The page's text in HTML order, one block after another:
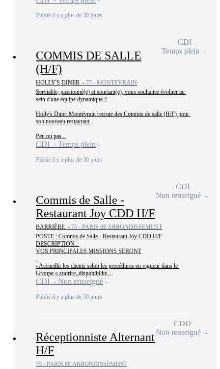
Publié il y a plus de 30 jours
COMMIS DE SALLE
(H/F)
HOLLY'S DINER - 77 - MONTEVRAIN
Serviable, passionné(e) et souriant(e), vous souhaitez évoluer au
sein d'une équipe dynamique ?
Holly's Diner Montévrain recrute des Commis de salle (H/F) pour
son nouveau restaurant.
Peu ou pas...
CDI - Temps plein
Publié il y a plus de 30 jours
CDI
Temps plein
Commis de Salle -
Restaurant Joy CDD H/F
BARRIÈRE - 75 - PARIS 8E ARRONDISSEMENT
POSTE : Commis de Salle - Restaurant Joy CDD H/F
DESCRIPTION :
VOS PRINCIPALES MISSIONS SERONT
- Accueillir les clients selon les procédures en vigueur dans le
Groupe « sourire, disponibilité,...
CDI - Non renseigné
Publié il y a plus de 30 jours
CDI
Non renseigné
Réceptionniste Alternant
H/F
75 - PARIS 8E ARRONDISSEMENT
CDD
Non renseigné